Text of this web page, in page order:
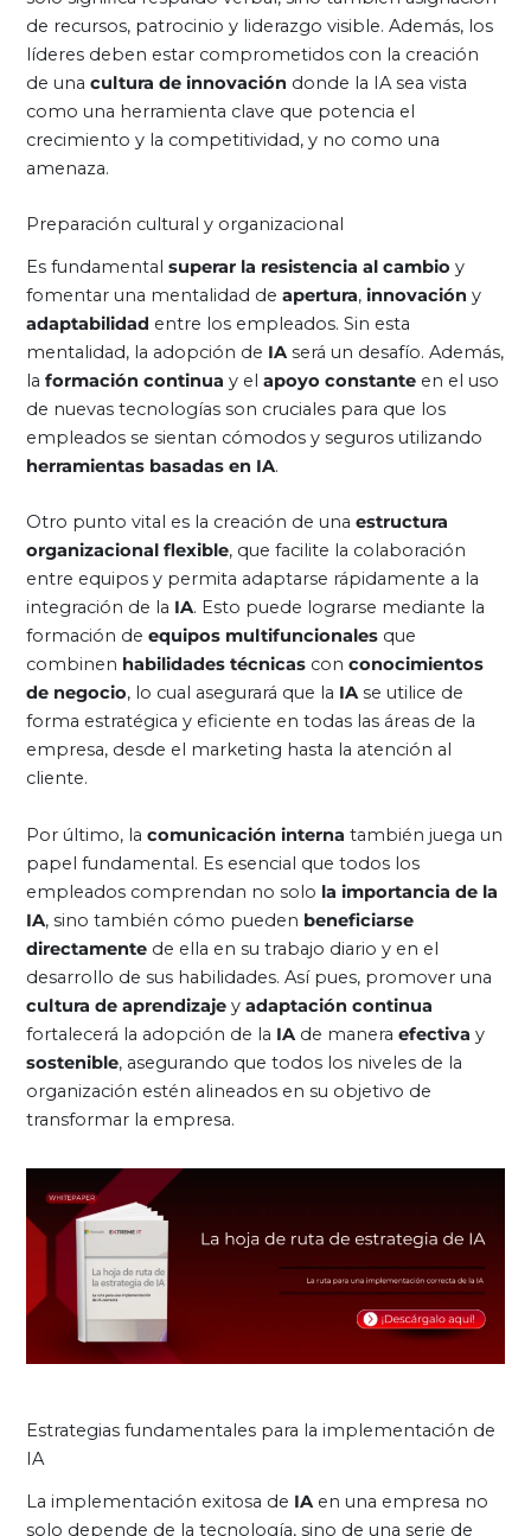
de recursos, patrocinio y liderazgo visible. Además, los
líderes deben estar comprometidos con la creación
de una cultura de innovación donde la IA sea vista
como una herramienta clave que potencia el
crecimiento y la competitividad, y no como una
amenaza.
Preparación cultural y organizacional
Es fundamental superar la resistencia al cambio y
fomentar una mentalidad de apertura, innovación y
adaptabilidad entre los empleados. Sin esta
mentalidad, la adopción de IAserá un desafío. Además,
la formación continua y el apoyo constanteen el uso
de nuevas tecnologías son cruciales para que los
empleados se sientan cómodos y seguros utilizando
herramientas basadas en IA.
Otro punto vital es la creación de una estructura
organizacional flexible, que facilite la colaboración
entre equipos y permita adaptarse rápidamente a la
integración de la IA. Esto puede lograrse mediante la
formación de equipos multifuncionalesque
combinen habilidades técnicascon conocimientos
de negocio, lo cual asegurará que la IAse utilice de
forma estratégica y eficiente en todas las áreas de la
empresa, desde el marketing hasta la atención al
cliente.
Por último, la comunicación interna también juega un
papel fundamental. Es esencial que todos los
empleados comprendan no solo la importancia de la
IA, sino también cómo pueden beneficiarse
directamentede ella en su trabajo diario y en el
desarrollo de sus habilidades. Así pues, promover una
cultura de aprendizajey adaptación continua
fortalecerá la adopción de la IAde manera efectiva y
sostenible, asegurando que todos los niveles de la
organización estén alineados en su objetivo de
transformar la empresa.
Estrategias fundamentales para la implementación de
IA
La implementación exitosa de IAen una empresa no
solo depende de la tecnología, sino de una serie de